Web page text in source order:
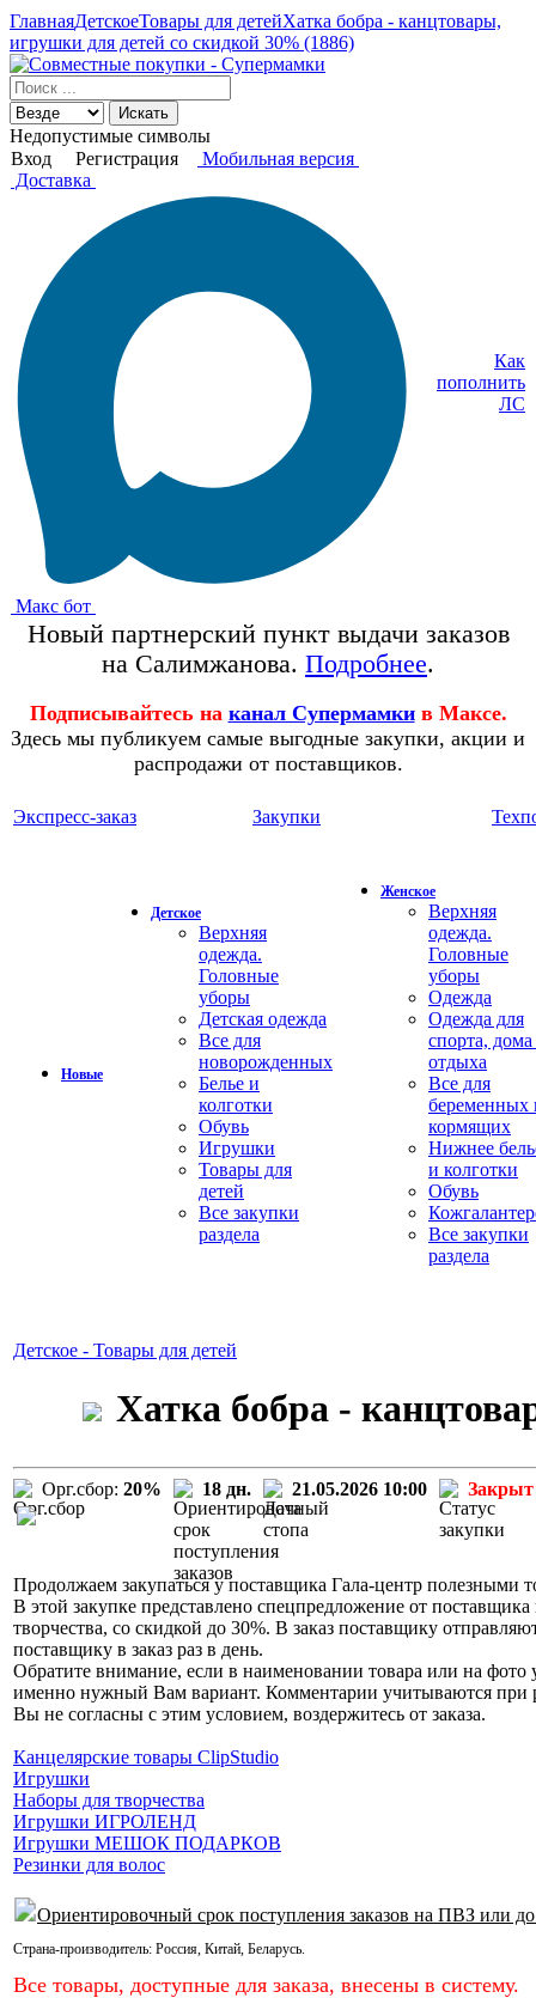
ГлавнаяДетскоеТовары для детейХатка бобра - канцтовары,
игрушки для детей со скидкой 30% (1886)
Искать
Недопустимые символы
Вход
Регистрация
Мобильная версия
Доставка
Макс бот
Как
пополнить
ЛС
Новый партнерский пункт выдачи заказов
на Салимжанова. Подробнее.
Подписывайтесь на канал Супермамки в Максе.
Здесь мы публикуем самые выгодные закупки, акции и
распродажи от поставщиков.
Экспресс-заказ Закупки
Новые
Детское
Верхняя
одежда.
Головные
уборы
Детская одежда
Все для
новорожденных
Белье и
колготки
Обувь
Игрушки
Товары для
детей
Все закупки
раздела
Женское
Верхняя
одежда.
Головные
уборы
Одежда
Одежда для
спорта,
отдыха
Все для
беременных
кормящих
Нижнее
и колготки
Обувь
Все закупки
раздела
Детское - Товары для детей
Хатка бобра -
Орг.сбор: 20% 18 дн. 21.05.2026 10:00 Закрыт
Продолжаем закупаться у поставщика Гала-центр полезными
В этой закупке представлено спецпредложение от
творчества, со скидкой до 30%. В заказ поставщику
поставщику в заказ раз в день.
Обратите внимание, если в наименовании товара или на фото
именно нужный Вам вариант. Комментарии учитываются при
Вы не согласны с этим условием, воздержитесь от заказа.
Канцелярские товары ClipStudio
Игрушки
Наборы для творчества
Игрушки ИГРОЛЕНД
Игрушки МЕШОК ПОДАРКОВ
Резинки для волос
Ориентировочный срок поступления заказов на ПВЗ или
Страна-производитель: Россия, Китай, Беларусь.
Все товары, доступные для заказа, внесены в систему.